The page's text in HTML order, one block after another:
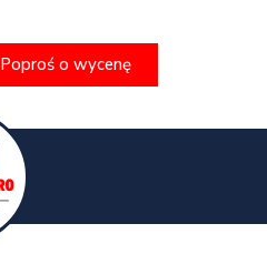
Poproś o wycenę